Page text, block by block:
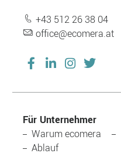
+43 512 26 38 04
office@ecomera.at
Für Unternehmer
Navigation
überspringen
Warum ecomera
Ablauf